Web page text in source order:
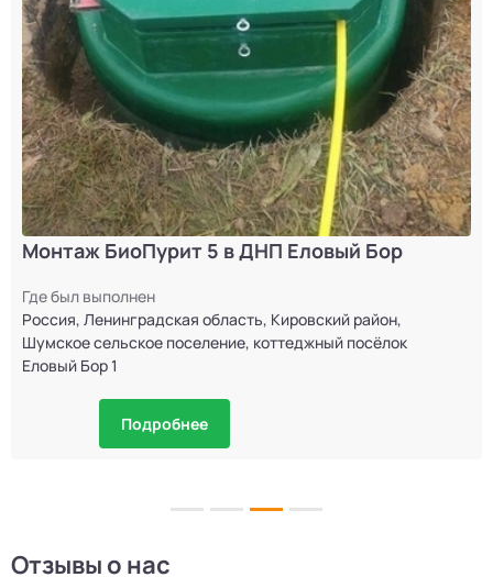
Монтаж БиоПурит 5 в ДНП Еловый Бор
Где был выполнен
Россия, Ленинградская область, Кировский район,
Шумское сельское поселение, коттеджный посёлок
Еловый Бор 1
Подробнее
Отзывы о нас